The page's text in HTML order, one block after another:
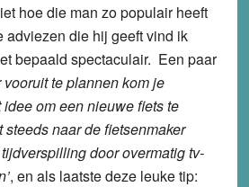
hoe die man zo populair heeft
adviezen die hij geeft vind ik
bepaald spectaculair. Een paar
vooruit te plannen kom je
om een nieuwe fiets te
naar de fietsenmaker
tijdverspilling door overmatig tv-
, en als laatste deze leuke tip: